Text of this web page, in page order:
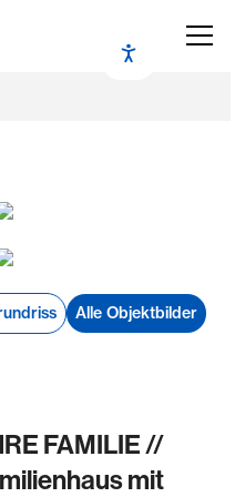
Alle Objektbilder
FAMILIE //
mit